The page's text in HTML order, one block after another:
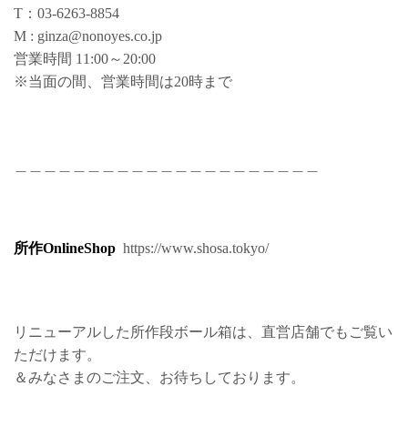
T：03-6263-8854
M : ginza@nonoyes.co.jp
営業時間 11:00～20:00
※当面の間、営業時間は20時まで
所作OnlineShop https://www.shosa.tokyo/
リニューアルした所作段ボール箱は、直営店舗でもご覧い
ただけます。
＆みなさまのご注文、お待ちしております。